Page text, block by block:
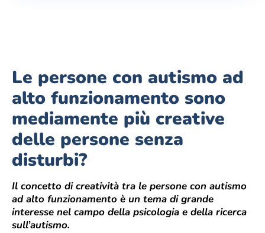
Le persone con autismo ad
alto funzionamento sono
mediamente più creative
delle persone senza
disturbi?
Il concetto di creatività tra le persone con autismo
ad alto funzionamento è un tema di grande
interesse nel campo della psicologia e della ricerca
sull’autismo.